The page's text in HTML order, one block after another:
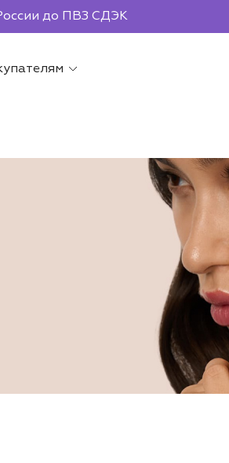
до ПВЗ СДЭК